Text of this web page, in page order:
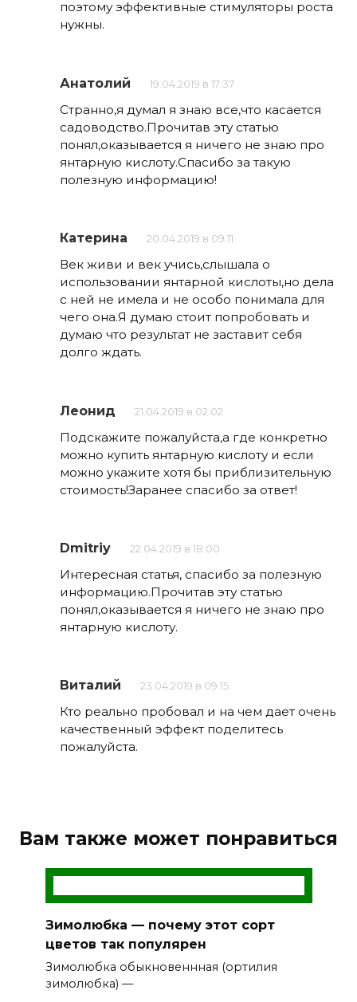
поэтому эффективные стимуляторы роста
нужны.
Анатолий 19.04.2019 в 17:37
Странно,я думал я знаю все,что касается
садоводство.Прочитав эту статью
понял,оказывается я ничего не знаю про
янтарную кислоту.Спасибо за такую
полезную информацию!
Катерина 20.04.2019 в 09:11
Век живи и век учись,слышала о
использовании янтарной кислоты,но дела
с ней не имела и не особо понимала для
чего она.Я думаю стоит попробовать и
думаю что результат не заставит себя
долго ждать.
Леонид 21.04.2019 в 02:02
Подскажите пожалуйста,а где конкретно
можно купить янтарную кислоту и если
можно укажите хотя бы приблизительную
стоимость!Заранее спасибо за ответ!
Dmitriy 22.04.2019 в 18:00
Интересная статья, спасибо за полезную
информацию.Прочитав эту статью
понял,оказывается я ничего не знаю про
янтарную кислоту.
Виталий 23.04.2019 в 09:15
Кто реально пробовал и на чем дает очень
качественный эффект поделитесь
пожалуйста.
Вам также может понравиться
Зимолюбка — почему этот сорт
цветов так популярен
Зимолюбка обыкновеннная (ортилия
зимолюбка) —